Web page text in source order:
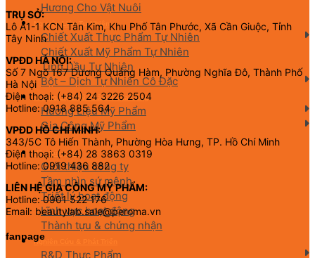
Hương Cho Vật Nuôi
Nguyên Liệu Tự Nhiên
Chiết Xuất Thực Phẩm Tự Nhiên
Chiết Xuất Mỹ Phẩm Tự Nhiên
Tinh Dầu Tự Nhiên
Bột – Dịch Tự Nhiên Cô Đặc
Hương Liệu Mỹ Phẩm & Gia Công
Hương Liệu Mỹ Phẩm
Gia Công Mỹ Phẩm
Về chúng tôi
Giới thiệu công ty
Tầm nhìn sứ mệnh
Triết lý hoạt động
Lĩnh vực hoạt động
Thành tựu & chứng nhận
Nghiên Cứu & Phát Triển
R&D Thực Phẩm
TRỤ SỞ:
Lô A1-1 KCN Tân Kim, Khu Phố Tân Phước, Xã Cần Giuộc, Tỉnh
Tây Ninh
VPĐD HÀ NỘI:
Số 7 Ngõ 167 Dương Quảng Hàm, Phường Nghĩa Đô, Thành Phố
Hà Nội
Điện thoại: (+84) 24 3226 2504
Hotline: 0918 885 564
VPĐD HỒ CHÍ MINH:
343/5C Tô Hiến Thành, Phường Hòa Hưng, TP. Hồ Chí Minh
Điện thoại: (+84) 28 3863 0319
Hotline: 0919 436 882
LIÊN HỆ GIA CÔNG MỸ PHẨM:
Hotline: 0901 522 176
Email: beautylab.sale@peroma.vn
fanpage